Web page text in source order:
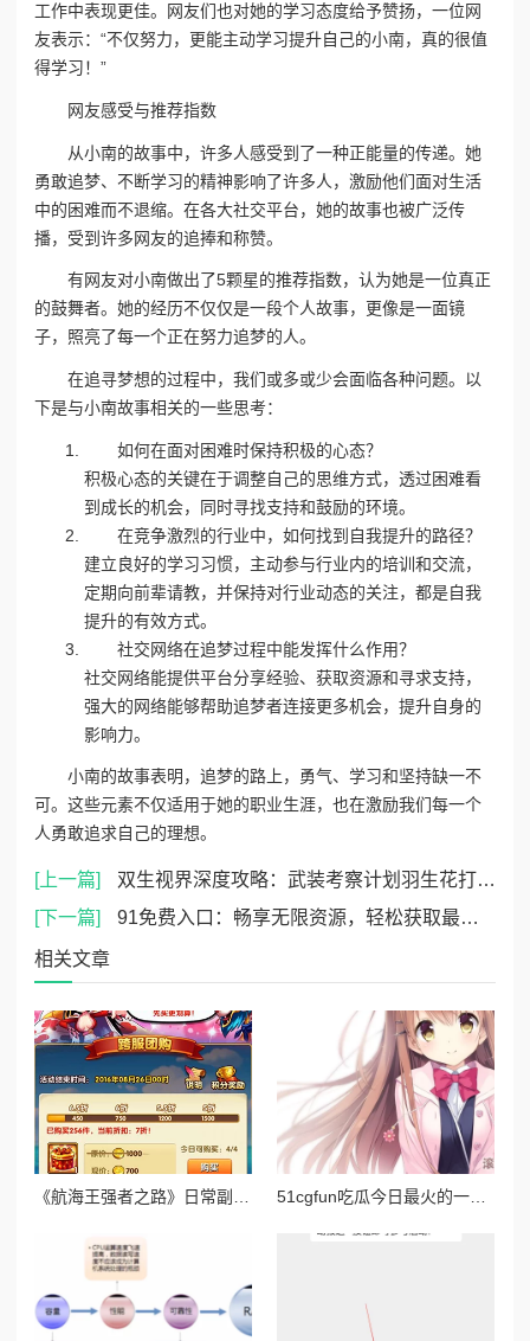
工作中表现更佳。网友们也对她的学习态度给予赞扬，一位网
友表示：“不仅努力，更能主动学习提升自己的小南，真的很值
得学习！”
网友感受与推荐指数
从小南的故事中，许多人感受到了一种正能量的传递。她
勇敢追梦、不断学习的精神影响了许多人，激励他们面对生活
中的困难而不退缩。在各大社交平台，她的故事也被广泛传
播，受到许多网友的追捧和称赞。
有网友对小南做出了5颗星的推荐指数，认为她是一位真正
的鼓舞者。她的经历不仅仅是一段个人故事，更像是一面镜
子，照亮了每一个正在努力追梦的人。
在追寻梦想的过程中，我们或多或少会面临各种问题。以
下是与小南故事相关的一些思考：
如何在面对困难时保持积极的心态？
积极心态的关键在于调整自己的思维方式，透过困难看
到成长的机会，同时寻找支持和鼓励的环境。
在竞争激烈的行业中，如何找到自我提升的路径？
建立良好的学习习惯，主动参与行业内的培训和交流，
定期向前辈请教，并保持对行业动态的关注，都是自我
提升的有效方式。
社交网络在追梦过程中能发挥什么作用？
社交网络能提供平台分享经验、获取资源和寻求支持，
强大的网络能够帮助追梦者连接更多机会，提升自身的
影响力。
小南的故事表明，追梦的路上，勇气、学习和坚持缺一不
可。这些元素不仅适用于她的职业生涯，也在激励我们每一个
人勇敢追求自己的理想。
[上一篇]
双生视界深度攻略：武装考察计划羽生花打法全解析，揭秘无敌通关策略
[下一篇]
91免费入口：畅享无限资源，轻松获取最新热门内容与精彩体验！
相关文章
51cgfun吃瓜今日最火的一句：这句话在社交媒体上引发热议，成为网友们讨论的焦点，体现了当下流行文化的趣味与共鸣